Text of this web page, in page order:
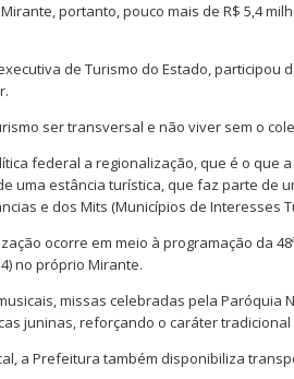
portanto, pouco mais de R$ 5,4
de Turismo do Estado, participou
ser transversal e não viver sem o
federal a regionalização, que é o que
uma estância turística, que faz parte de
e dos Mits (Municípios de Interesses
ocorre em meio à programação da
no próprio Mirante.
missas celebradas pela Paróquia
juninas, reforçando o caráter
a Prefeitura também disponibiliza